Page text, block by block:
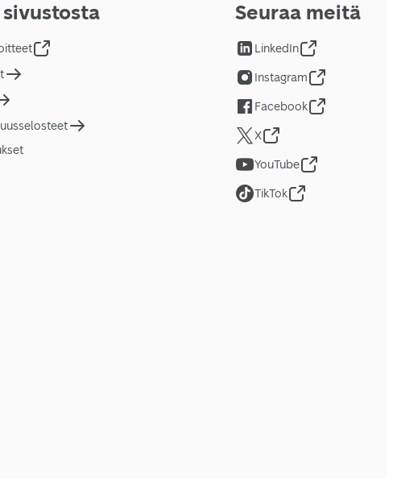
Seuraa meitä
LinkedIn
Instagram
Facebook
X
YouTube
TikTok